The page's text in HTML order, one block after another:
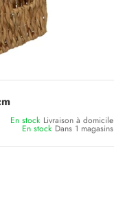
En stock Livraison à domicile
En stock Dans 1 magasins